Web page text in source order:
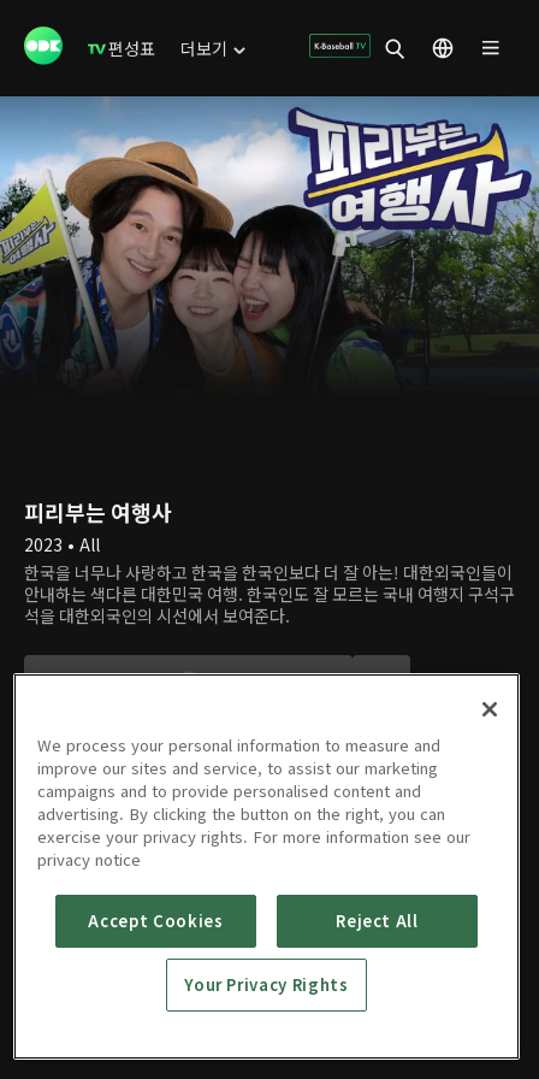
편성표 더보기
피리부는 여행사
2023 • All
한국을 너무나 사랑하고 한국을 한국인보다 더 잘 아는! 대한외국인들이
안내하는 색다른 대한민국 여행. 한국인도 잘 모르는 국내 여행지 구석구
석을 대한외국인의 시선에서 보여준다.
에피소드
10/04/2023 • 48분
03회 04회
We process your personal information to measure and
improve our sites and service, to assist our marketing
campaigns and to provide personalised content and
advertising. By clicking the button on the right, you can
exercise your privacy rights. For more information see our
privacy notice
Accept Cookies Reject All
Your Privacy Rights